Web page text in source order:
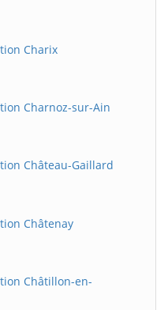
Charix
Charnoz-sur-Ain
Château-Gaillard
Châtenay
Châtillon-en-